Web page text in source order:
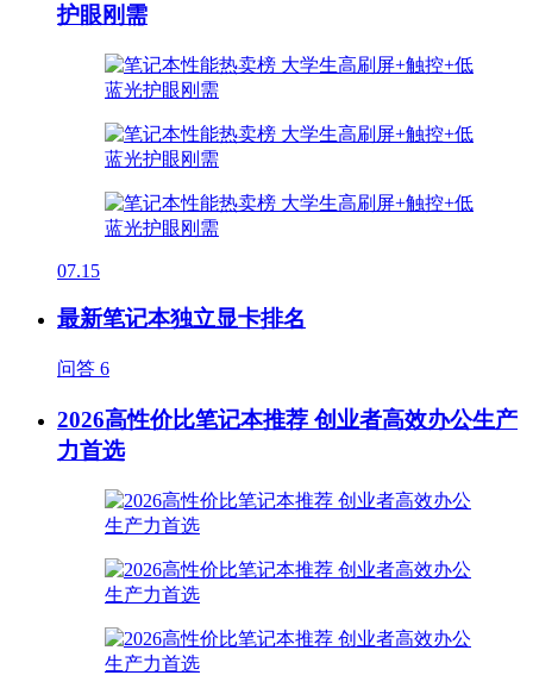
护眼刚需
07.15
最新笔记本独立显卡排名
问答 6
2026高性价比笔记本推荐 创业者高效办公生产
力首选